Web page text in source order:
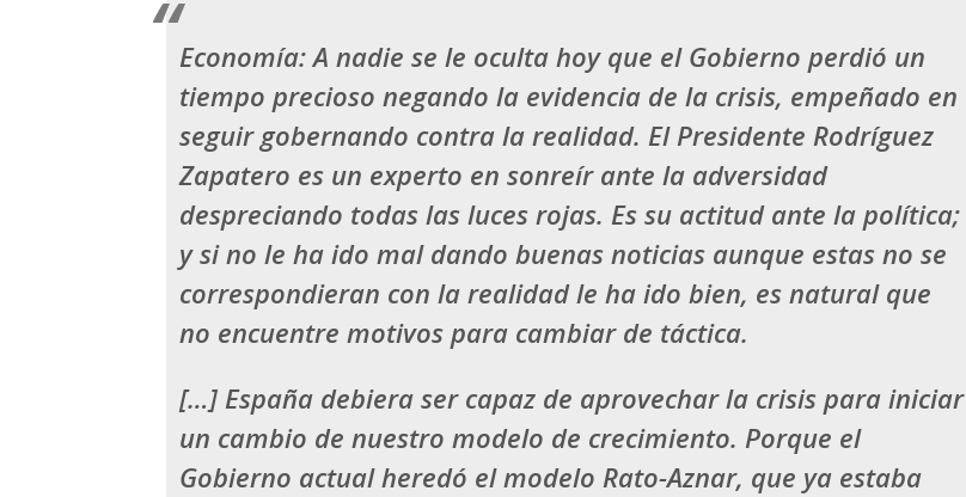
Economía:A nadie se le oculta hoy que el Gobierno perdió un
tiempo precioso negando la evidencia de la crisis, empeñado en
seguir gobernando contra la realidad. El Presidente Rodríguez
Zapatero es un experto en sonreír ante la adversidad
despreciando todas las luces rojas. Es su actitud ante la política;
y si no le ha ido mal dando buenas noticias aunque estas no se
correspondieran con la realidad le ha ido bien, es natural que
no encuentre motivos para cambiar de táctica.
[…] España debiera ser capaz de aprovechar la crisis para iniciar
un cambio de nuestro modelo de crecimiento. Porque el
Gobierno actual heredó el modelo Rato-Aznar, que ya estaba